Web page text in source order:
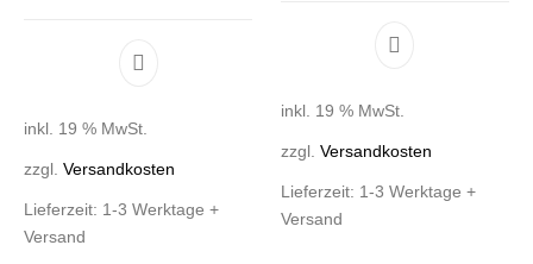
inkl. 19 % MwSt.
zzgl.Versandkosten
Lieferzeit: 1-3 Werktage +
Versand
inkl. 19 % MwSt.
zzgl. Versandkosten
Lieferzeit: 1-3 Werktage +
Versand